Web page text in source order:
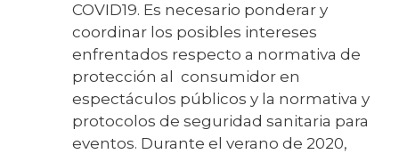
COVID19. Es necesario ponderar y
coordinar los posibles intereses
enfrentados respecto a normativa de
protección al consumidor en
espectáculos públicos y la normativa y
protocolos de seguridad sanitaria para
eventos. Durante el verano de 2020,